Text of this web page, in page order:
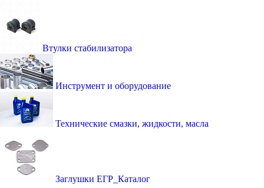
Втулки стабилизатора
Инструмент и оборудование
Технические смазки, жидкости, масла
Заглушки ЕГР_Каталог